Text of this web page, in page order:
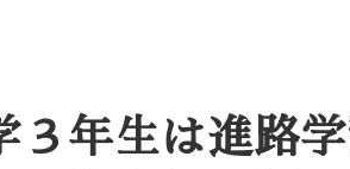
３年生は進路